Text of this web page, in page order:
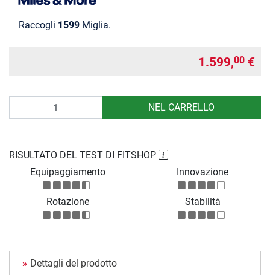
Raccogli 1599 Miglia.
1.599,00 €
NEL CARRELLO
RISULTATO DEL TEST DI FITSHOP
Equipaggiamento
Innovazione
Rotazione Stabilità
Dettagli del prodotto